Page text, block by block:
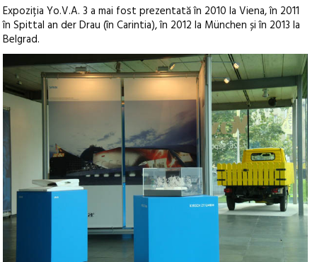
Expoziția Yo.V.A. 3 a mai fost prezentată în 2010 la Viena, în 2011
în Spittal an der Drau (în Carintia), în 2012 la München și în 2013 la
Belgrad.